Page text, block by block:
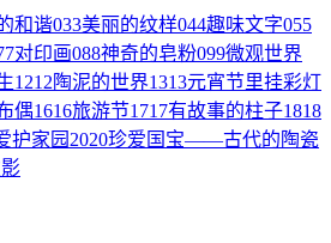
和谐033美丽的纹样044趣味文字055
7对印画088神奇的皂粉099微观世界
1212陶泥的世界1313元宵节里挂彩灯
偶1616旅游节1717有故事的柱子1818
护家园 2020珍爱国宝——古代的陶瓷